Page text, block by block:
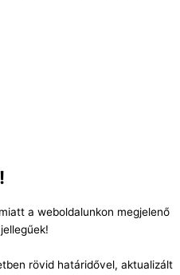
a weboldalunkon megjelenő
rövid határidővel, aktualizált